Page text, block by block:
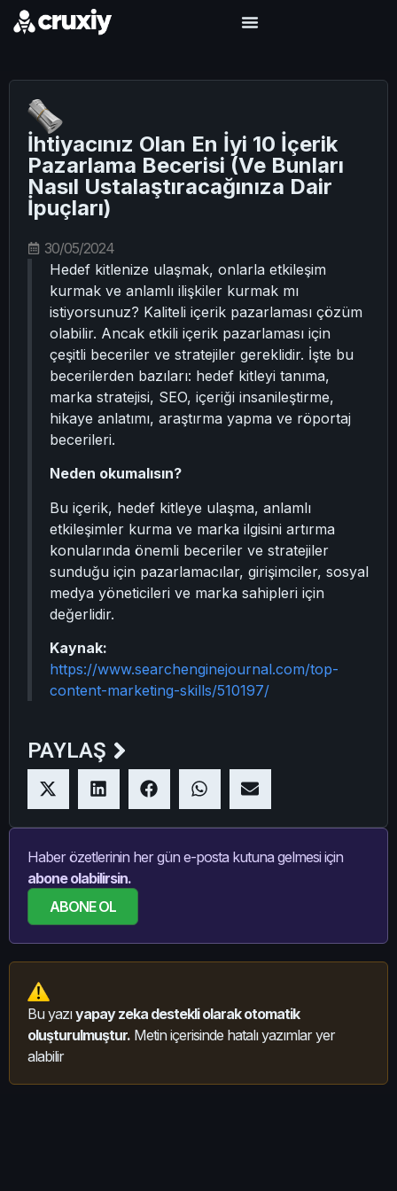
İhtiyacınız Olan En İyi 10 İçerik
Pazarlama Becerisi (Ve Bunları
Nasıl Ustalaştıracağınıza Dair
İpuçları)
30/05/2024
Hedef kitlenize ulaşmak, onlarla etkileşim
kurmak ve anlamlı ilişkiler kurmak mı
istiyorsunuz? Kaliteli içerik pazarlaması çözüm
olabilir. Ancak etkili içerik pazarlaması için
çeşitli beceriler ve stratejiler gereklidir. İşte bu
becerilerden bazıları: hedef kitleyi tanıma,
marka stratejisi, SEO, içeriği insanileştirme,
hikaye anlatımı, araştırma yapma ve röportaj
becerileri.
Neden okumalısın?
Bu içerik, hedef kitleye ulaşma, anlamlı
etkileşimler kurma ve marka ilgisini artırma
konularında önemli beceriler ve stratejiler
sunduğu için pazarlamacılar, girişimciler, sosyal
medya yöneticileri ve marka sahipleri için
değerlidir.
Kaynak:
https://www.searchenginejournal.com/top-
content-marketing-skills/510197/
PAYLAŞ
Haber özetlerinin her gün e-posta kutuna gelmesi için
abone olabilirsin.
ABONE OL
Bu yazıyapay zeka destekli olarak otomatik
oluşturulmuştur. Metin içerisinde hatalı yazımlar yer
alabilir